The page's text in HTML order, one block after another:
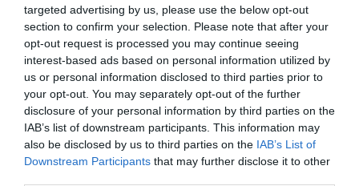
targeted advertising by us, please use the below opt-out
section to confirm your selection. Please note that after your
opt-out request is processed you may continue seeing
interest-based ads based on personal information utilized by
us or personal information disclosed to third parties prior to
your opt-out. You may separately opt-out of the further
disclosure of your personal information by third parties on the
IAB’s list of downstream participants. This information may
also be disclosed by us to third parties on the IAB’s List of
Downstream Participants that may further disclose it to other
Mi a megoldás?